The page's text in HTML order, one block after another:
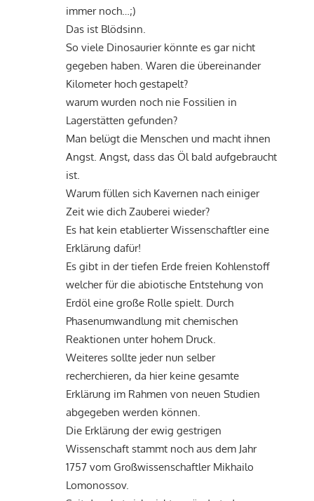
immer noch…;)
Das ist Blödsinn.
So viele Dinosaurier könnte es gar nicht
gegeben haben. Waren die übereinander
Kilometer hoch gestapelt?
warum wurden noch nie Fossilien in
Lagerstätten gefunden?
Man belügt die Menschen und macht ihnen
Angst. Angst, dass das Öl bald aufgebraucht
ist.
Warum füllen sich Kavernen nach einiger
Zeit wie dich Zauberei wieder?
Es hat kein etablierter Wissenschaftler eine
Erklärung dafür!
Es gibt in der tiefen Erde freien Kohlenstoff
welcher für die abiotische Entstehung von
Erdöl eine große Rolle spielt. Durch
Phasenumwandlung mit chemischen
Reaktionen unter hohem Druck.
Weiteres sollte jeder nun selber
recherchieren, da hier keine gesamte
Erklärung im Rahmen von neuen Studien
abgegeben werden können.
Die Erklärung der ewig gestrigen
Wissenschaft stammt noch aus dem Jahr
1757 vom Großwissenschaftler Mikhailo
Lomonossov.